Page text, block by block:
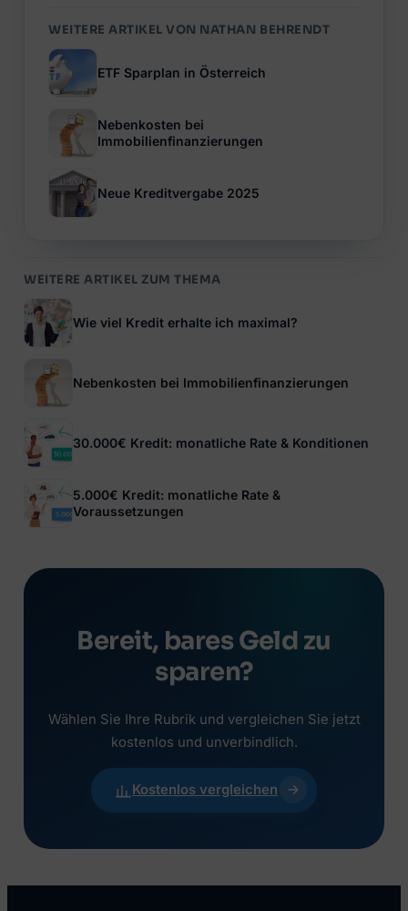
WEITERE ARTIKEL VON NATHAN BEHRENDT
ETF Sparplan in Österreich
Nebenkosten bei
Immobilienfinanzierungen
Neue Kreditvergabe 2025
WEITERE ARTIKEL ZUM THEMA
Wie viel Kredit erhalte ich maximal?
Nebenkosten bei Immobilienfinanzierungen
30.000€ Kredit: monatliche Rate & Konditionen
5.000€ Kredit: monatliche Rate &
Voraussetzungen
Bereit, bares Geld zu
sparen?
Wählen Sie Ihre Rubrik und vergleichen Sie jetzt
kostenlos und unverbindlich.
Kostenlos vergleichen